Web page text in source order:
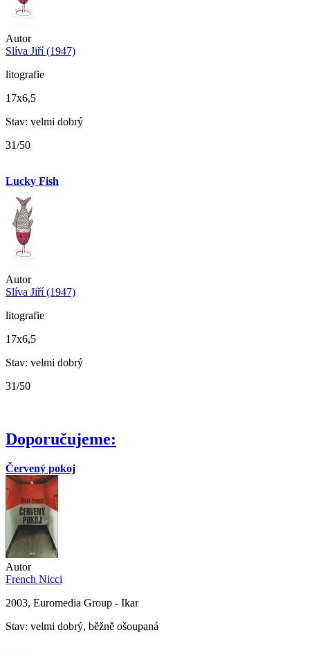
Autor
Slíva Jiří (1947)
litografie
17x6,5
Stav: velmi dobrý
31/50
Lucky Fish
Autor
Slíva Jiří (1947)
litografie
17x6,5
Stav: velmi dobrý
31/50
Doporučujeme:
Červený pokoj
Autor
French Nicci
2003, Euromedia Group - Ikar
Stav: velmi dobrý, běžně ošoupaná